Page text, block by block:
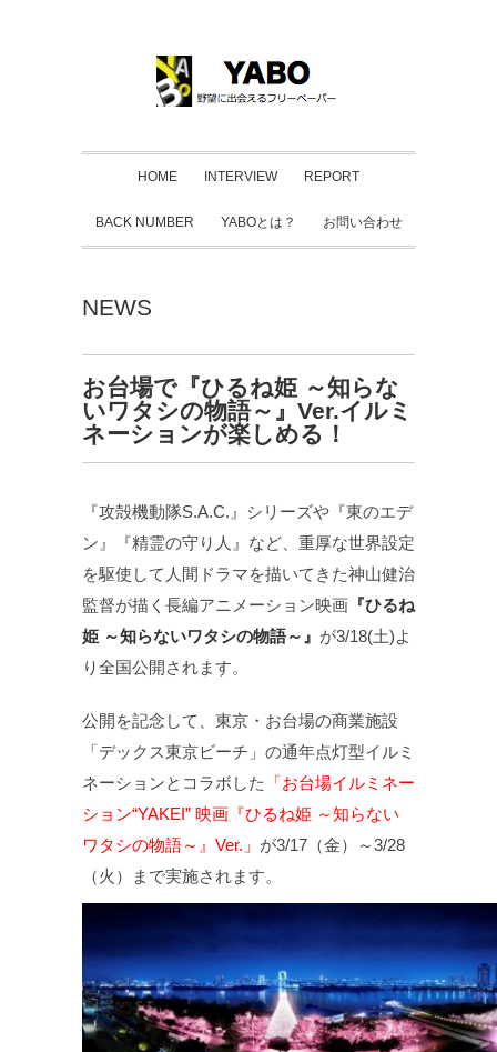
HOME INTERVIEW REPORT
BACK NUMBER YABOとは？ お問い合わせ
NEWS
お台場で『ひるね姫 ～知らな
いワタシの物語～』Ver.イルミ
ネーションが楽しめる！
『攻殻機動隊S.A.C.』シリーズや『東のエデ
ン』『精霊の守り人』など、重厚な世界設定
を駆使して人間ドラマを描いてきた神山健治
監督が描く長編アニメーション映画 『ひるね
姫 ～知らないワタシの物語～』 が3/18(土)よ
り全国公開されます。
公開を記念して、東京・お台場の商業施設
「デックス東京ビーチ」の通年点灯型イルミ
ネーションとコラボした
「お台場イルミネー
ション“YAKEI” 映画『ひるね姫 ～知らない
ワタシの物語～』Ver.」 が3/17（金）～3/28
（火）まで実施されます。